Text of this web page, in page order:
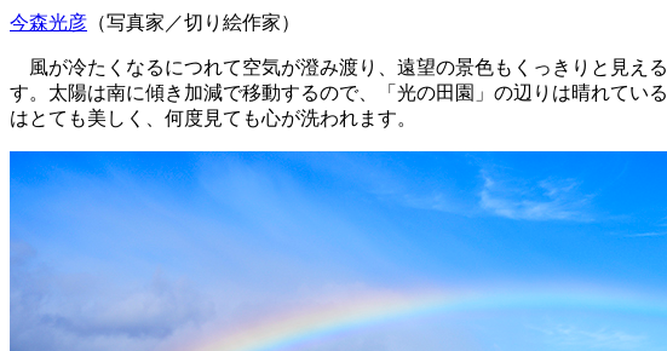
今森光彦 （写真家／切り絵作家）
風が冷たくなるにつれて空気が澄み渡り、遠望の景色もくっきりと見え
す。太陽は南に傾き加減で移動するので、
「光の田園」 の辺りは晴れてい
はとても美しく、何度見ても心が洗われます。